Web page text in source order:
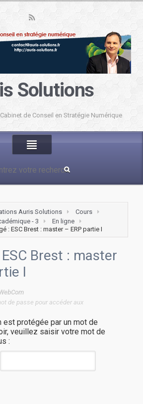
Solutions
de Conseil en Stratégie Numérique
Auris Solutions
Cours
- 3
En ligne
: ESC Brest : master – ERP partie I
Brest : master
I
de passe pour accéder aux
est protégée par un mot de
veuillez saisir votre mot de
: